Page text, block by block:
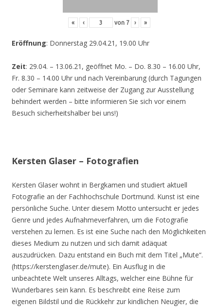
« ‹ von 7 › »
Eröffnung: Donnerstag 29.04.21, 19.00 Uhr
Zeit: 29.04. – 13.06.21, geöffnet Mo. – Do. 8.30 – 16.00 Uhr,
Fr. 8.30 – 14.00 Uhr und nach Vereinbarung (durch Tagungen
oder Seminare kann zeitweise der Zugang zur Ausstellung
behindert werden – bitte informieren Sie sich vor einem
Besuch sicherheitshalber bei uns!)
Kersten Glaser – Fotografien
Kersten Glaser wohnt in Bergkamen und studiert aktuell
Fotografie an der Fachhochschule Dortmund. Kunst ist eine
persönliche Suche. Unter diesem Motto untersucht er jedes
Genre und jedes Aufnahmeverfahren, um die Fotografie
verstehen zu lernen. Es ist eine Suche nach den Möglichkeiten
dieses Medium zu nutzen und sich damit adäquat
auszudrücken. Dazu entstand ein Buch mit dem Titel „Mute“.
(https://kerstenglaser.de/mute). Ein Ausflug in die
unbeachtete Welt unseres Alltags, welcher eine Bühne für
Wunderbares sein kann. Es beschreibt eine Reise zum
eigenen Bildstil und die Rückkehr zur kindlichen Neugier, die